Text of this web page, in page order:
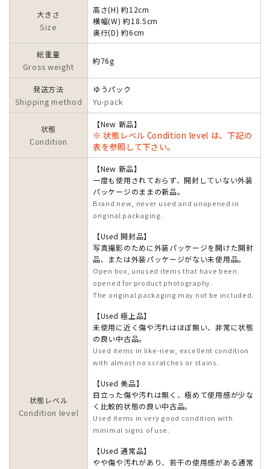
大きさ
Size
高さ(H) 約12cm
横幅(W) 約18.5cm
奥行(D) 約6cm
総重量
Gross weight
約76g
発送方法
Shipping method
ゆうパック
Yu-pack
状態
Condition
【New 新品】
※ 状態レベル Condition level は、下記の
表を参照して下さい。
状態レベル
Condition level
【New 新品】
一度も使用されておらず、開封していない外装
パッケージのままの新品。
Brand new, never used and unopened in
original packaging.
【Used 開封品】
写真撮影のために外装パッケージを開けた開封
品、または外装パッケージがない未使用品。
Open box, unused items that have been
opened for product photography.
The original packaging may not be included.
【Used 極上品】
未使用に近く傷や汚れはほぼ無い、非常に状態
の良い中古品。
Used items in like-new, excellent condition
with almost no scratches or stains.
【Used 美品】
目立った傷や汚れは無く、極めて使用感が少な
く比較的状態の良い中古品。
Used items in very good condition with
minimal signs of use.
【Used 通常品】
やや傷や汚れがあり、若干の使用感がある通常